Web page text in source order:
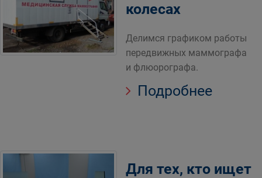
колесах
Делимся графиком работы
передвижных маммографа
и флюорографа.
Подробнее
Для тех, кто ищет